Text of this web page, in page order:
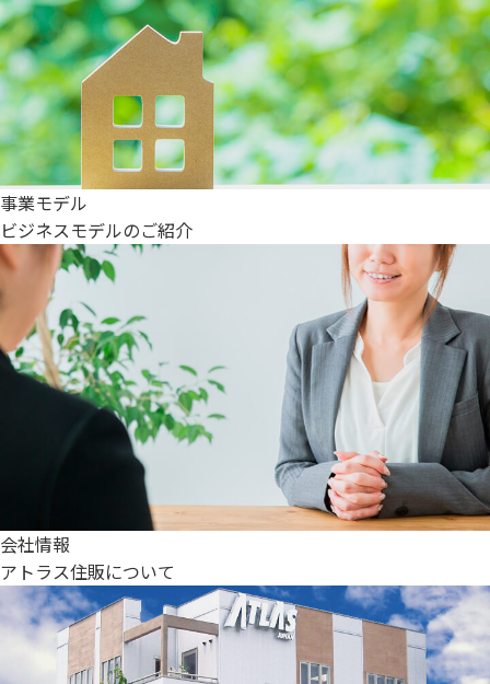
事業モデル
ビジネスモデルのご紹介
会社情報
アトラス住販について